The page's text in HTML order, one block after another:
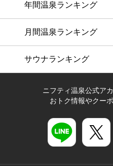
年間温泉ランキング
月間温泉ランキング
サウナランキング
ニフティ温泉公式ア
おトク情報やクー